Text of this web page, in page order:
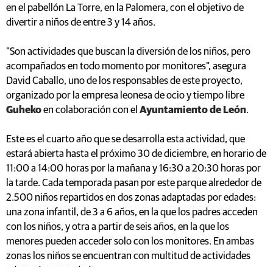
en el pabellón La Torre, en la Palomera, con el objetivo de
divertir a niños de entre 3 y 14 años.
"Son actividades que buscan la diversión de los niños, pero
acompañados en todo momento por monitores", asegura
David Caballo, uno de los responsables de este proyecto,
organizado por la empresa leonesa de ocio y tiempo libre
Guhekoen colaboración con el Ayuntamiento de León.
Este es el cuarto año que se desarrolla esta actividad, que
estará abierta hasta el próximo 30 de diciembre, en horario de
11:00 a 14:00 horas por la mañana y 16:30 a 20:30 horas por
la tarde. Cada temporada pasan por este parque alrededor de
2.500 niños repartidos en dos zonas adaptadas por edades:
una zona infantil, de 3 a 6 años, en la que los padres acceden
con los niños, y otra a partir de seis años, en la que los
menores pueden acceder solo con los monitores. En ambas
zonas los niños se encuentran con multitud de actividades